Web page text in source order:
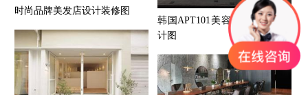
时尚品牌美发店设计装修图
韩国APT101美容美发店装修设
计图